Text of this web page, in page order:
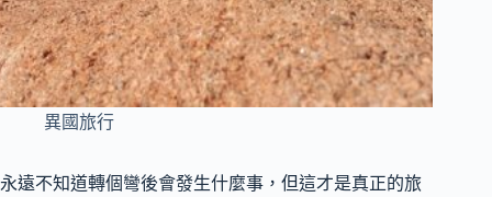
異國旅行
永遠不知道轉個彎後會發生什麼事，但這才是真正的旅